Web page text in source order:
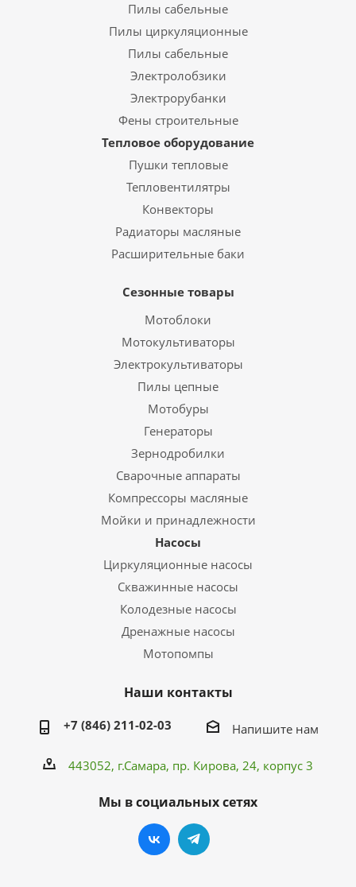
Пилы сабельные
Пилы циркуляционные
Пилы сабельные
Электролобзики
Электрорубанки
Фены строительные
Тепловое оборудование
Пушки тепловые
Тепловентилятры
Конвекторы
Радиаторы масляные
Расширительные баки
Сезонные товары
Мотоблоки
Мотокультиваторы
Электрокультиваторы
Пилы цепные
Мотобуры
Генераторы
Зернодробилки
Сварочные аппараты
Компрессоры масляные
Мойки и принадлежности
Насосы
Циркуляционные насосы
Скважинные насосы
Колодезные насосы
Дренажные насосы
Мотопомпы
Наши контакты
+7 (846) 211-02-03 Напишите нам
443052, г.Самара, пр. Кирова, 24, корпус 3
Мы в социальных сетях